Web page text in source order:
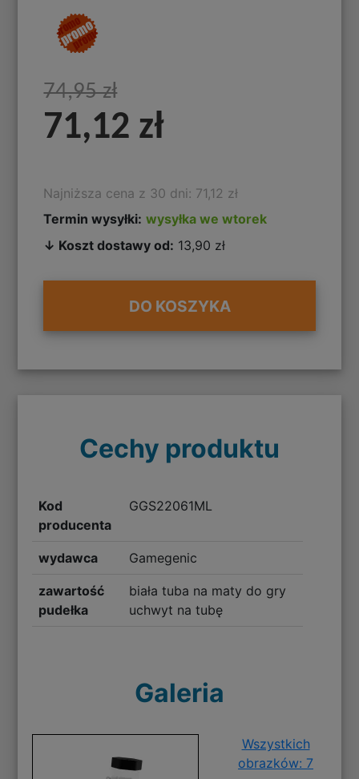
74,95 zł
71,12 zł
Najniższa cena z 30 dni: 71,12 zł
Termin wysyłki: wysyłka we wtorek
↓ Koszt dostawy od: 13,90 zł
DO KOSZYKA
Cechy produktu
Kod
producenta
GGS22061ML
wydawca Gamegenic
zawartość
pudełka
biała tuba na maty do gry
uchwyt na tubę
Galeria
Wszystkich
obrazków: 7